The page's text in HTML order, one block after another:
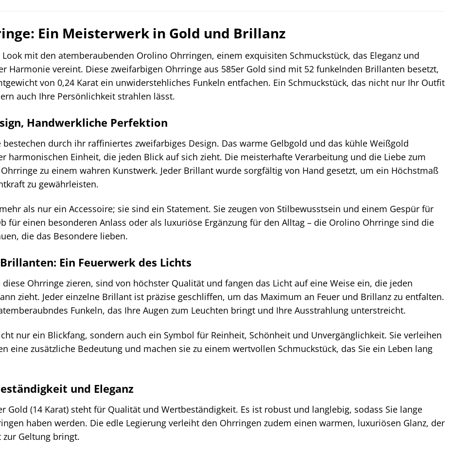
Ein Meisterwerk in Gold und Brillanz
Look mit den atemberaubenden Orolino Ohrringen, einem exquisiten Schmuckstück, das Eleganz und
Harmonie vereint. Diese zweifarbigen Ohrringe aus 585er Gold sind mit 52 funkelnden Brillanten besetzt,
von 0,24 Karat ein unwiderstehliches Funkeln entfachen. Ein Schmuckstück, das nicht nur Ihr Outfit
auch Ihre Persönlichkeit strahlen lässt.
Handwerkliche Perfektion
durch ihr raffiniertes zweifarbiges Design. Das warme Gelbgold und das kühle Weißgold
harmonischen Einheit, die jeden Blick auf sich zieht. Die meisterhafte Verarbeitung und die Liebe zum
zu einem wahren Kunstwerk. Jeder Brillant wurde sorgfältig von Hand gesetzt, um ein Höchstmaß
zu gewährleisten.
als nur ein Accessoire; sie sind ein Statement. Sie zeugen von Stilbewusstsein und einem Gespür für
für einen besonderen Anlass oder als luxuriöse Ergänzung für den Alltag – die Orolino Ohrringe sind die
die das Besondere lieben.
Ein Feuerwerk des Lichts
Ohrringe zieren, sind von höchster Qualität und fangen das Licht auf eine Weise ein, die jeden
zieht. Jeder einzelne Brillant ist präzise geschliffen, um das Maximum an Feuer und Brillanz zu entfalten.
Funkeln, das Ihre Augen zum Leuchten bringt und Ihre Ausstrahlung unterstreicht.
nur ein Blickfang, sondern auch ein Symbol für Reinheit, Schönheit und Unvergänglichkeit. Sie verleihen
eine zusätzliche Bedeutung und machen sie zu einem wertvollen Schmuckstück, das Sie ein Leben lang
und Eleganz
Gold (14 Karat) steht für Qualität und Wertbeständigkeit. Es ist robust und langlebig, sodass Sie lange
haben werden. Die edle Legierung verleiht den Ohrringen zudem einen warmen, luxuriösen Glanz, der
Geltung bringt.